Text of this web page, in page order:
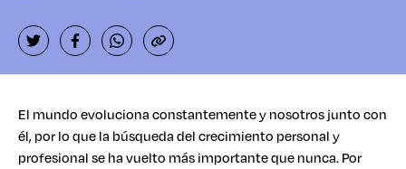
El mundo evoluciona constantemente y nosotros junto con
él, por lo que la búsqueda del crecimiento personal y
profesional se ha vuelto más importante que nunca. Por